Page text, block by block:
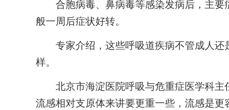
合胞病毒、鼻病毒等感染发病后，主要
般一周后症状好转。
专家介绍，这些呼吸道疾病不管成人还
样。
北京市海淀医院呼吸与危重症医学科主
流感相对支原体来讲要更重一些，流感是